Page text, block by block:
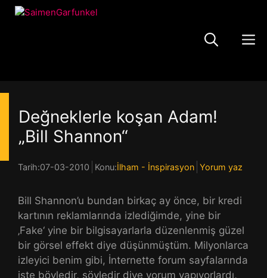
Zum
Değneklerle koşan Adam!
„Bill Shannon“
Tarih:07-03-2010 Konu:İlham - İnspirasyon Yorum yaz
Bill Shannon’u bundan birkaç ay önce, bir kredi
kartının reklamlarında izlediğimde, yine bir
‚Fake‘ yine bir bilgisayarlarla düzenlenmiş güzel
bir görsel effekt diye düşünmüştüm. Milyonlarca
izleyici benim gibi, İnternette forum sayfalarında
işte böyledir, söyledir diye yorum yapıyorlardı,